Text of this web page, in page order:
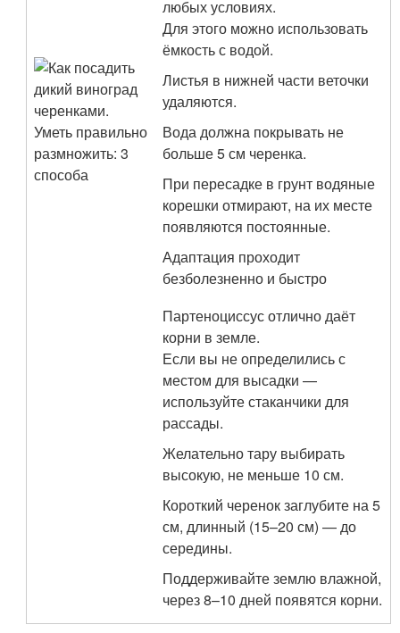
любых условиях.
Для этого можно использовать
ёмкость с водой.
Листья в нижней части веточки
удаляются.
Вода должна покрывать не
больше 5 см черенка.
При пересадке в грунт водяные
корешки отмирают, на их месте
появляются постоянные.
Адаптация проходит
безболезненно и быстро
Партеноциссус отлично даёт
корни в земле.
Если вы не определились с
местом для высадки —
используйте стаканчики для
рассады.
Желательно тару выбирать
высокую, не меньше 10 см.
Короткий черенок заглубите на 5
см, длинный (15–20 см) — до
середины.
Поддерживайте землю влажной,
через 8–10 дней появятся корни.